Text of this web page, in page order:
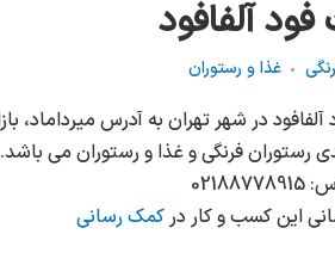
آلفافود
غذا و رستوران
رستوران فرنگی و غذا و رستوران می باشد.
این کسب و کار درکمک رسانی